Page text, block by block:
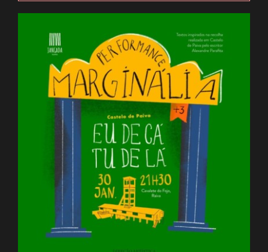
PODCASTS
EVENTOS
ESPAÇO OUVINTE
CONTACTOS